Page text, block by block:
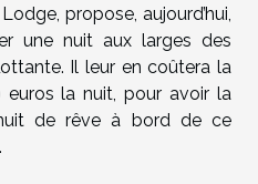
propose, aujourd’hui,
une nuit aux larges des
Il leur en coûtera la
la nuit, pour avoir la
de rêve à bord de ce